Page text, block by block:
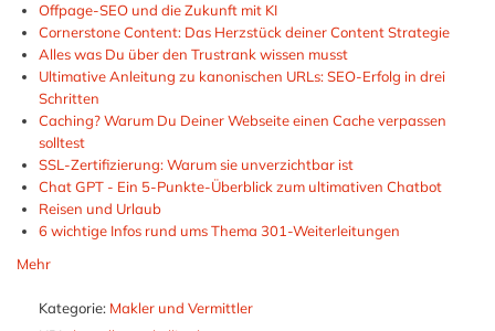
Offpage-SEO und die Zukunft mit KI
Cornerstone Content: Das Herzstück deiner Content Strategie
Alles was Du über den Trustrank wissen musst
Ultimative Anleitung zu kanonischen URLs: SEO-Erfolg in drei
Schritten
Caching? Warum Du Deiner Webseite einen Cache verpassen
solltest
SSL-Zertifizierung: Warum sie unverzichtbar ist
Chat GPT - Ein 5-Punkte-Überblick zum ultimativen Chatbot
Reisen und Urlaub
6 wichtige Infos rund ums Thema 301-Weiterleitungen
Mehr
Kategorie: Makler und Vermittler